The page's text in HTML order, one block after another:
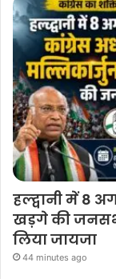
हल्द्वानी में 8
खड़गे की
लिया जायजा
44 minutes ago